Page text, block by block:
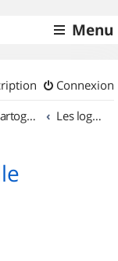
Menu
Connexion
Cartographie et GPS Les logiciels